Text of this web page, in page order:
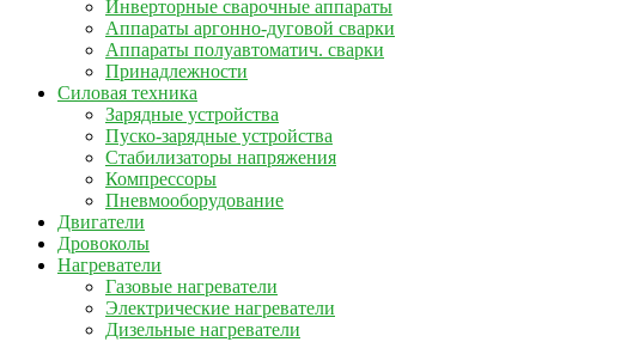
Инверторные сварочные аппараты
Аппараты аргонно-дуговой сварки
Аппараты полуавтоматич. сварки
Принадлежности
Силовая техника
Зарядные устройства
Пуско-зарядные устройства
Стабилизаторы напряжения
Компрессоры
Пневмооборудование
Двигатели
Дровоколы
Нагреватели
Газовые нагреватели
Электрические нагреватели
Дизельные нагреватели